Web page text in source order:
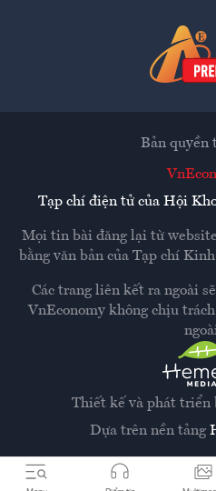
Thiết kế và phát triển
Dựa trên nền tảng
Bản quyền
Tạp chí điện tử của Hội
Mọi tin bài đăng lại từ
bằng văn bản của Tạp chí
Các trang liên kết ra ngoài
VnEconomy không chịu